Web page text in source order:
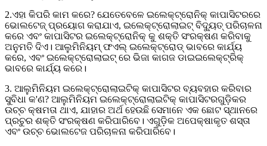
2.ଏହା କିପରି କାମ କରେ? ଯେତେବେଳେ ଇଲେକ୍ଟ୍ରୋନିକ୍ କାପାସିଟରରେ
ଭୋଲଟେଜ୍ ପ୍ରୟୋଗ କରାଯାଏ, ଇଲେକ୍ଟ୍ରୋଲାଇଟ୍ ବିଦ୍ୟୁତ୍ ପରିଚାଳନା
କରେ ଏବଂ କାପାସିଟର ଇଲେକ୍ଟ୍ରୋନିକ୍ କୁ ଶକ୍ତି ସଂରକ୍ଷଣ କରିବାକୁ
ଅନୁମତି ଦିଏ। ଆଲୁମିନିୟମ୍ ଫଏଲ୍ ଇଲେକ୍ଟ୍ରୋଡ୍ ଭାବରେ କାର୍ଯ୍ୟ
କରେ, ଏବଂ ଇଲେକ୍ଟ୍ରୋଲାଇଟ୍ ରେ ଭିଜା କାଗଜ ଡାଇଇଲେକ୍ଟ୍ରିକ୍
ଭାବରେ କାର୍ଯ୍ୟ କରେ।
3. ଆଲୁମିନିୟମ ଇଲେକ୍ଟ୍ରୋଲାଇଟିକ୍ କାପାସିଟର ବ୍ୟବହାର କରିବାର
ସୁବିଧା କ'ଣ? ଆଲୁମିନିୟମ ଇଲେକ୍ଟ୍ରୋଲାଇଟିକ୍ କାପାସିଟରଗୁଡ଼ିକର
ଉଚ୍ଚ କ୍ଷମତା ଥାଏ, ଯାହାର ଅର୍ଥ ହେଉଛି ସେମାନେ ଏକ ଛୋଟ ସ୍ଥାନରେ
ପ୍ରଚୁର ଶକ୍ତି ସଂରକ୍ଷଣ କରିପାରିବେ। ଏଗୁଡ଼ିକ ଅପେକ୍ଷାକୃତ ଶସ୍ତା
ଏବଂ ଉଚ୍ଚ ଭୋଲଟେଜ ପରିଚାଳନା କରିପାରିବେ।